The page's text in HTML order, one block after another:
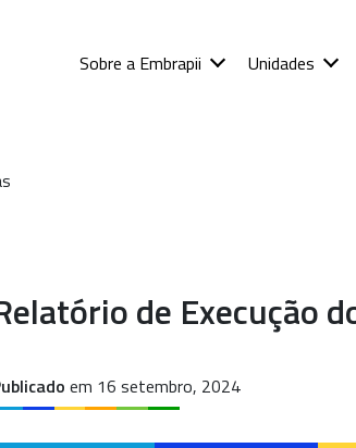
Sobre a Embrapii Unidades
de Execução
em 16 setembro, 2024